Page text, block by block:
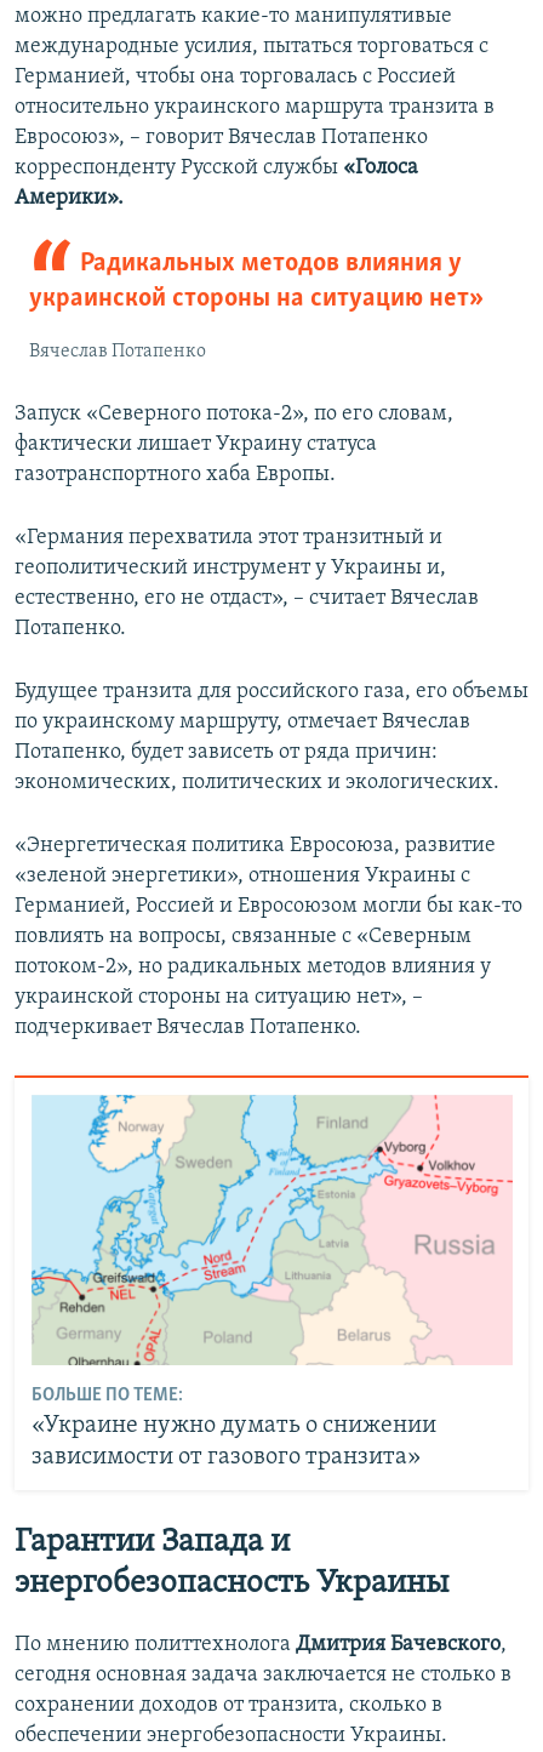
можно предлагать какие-то манипулятивые
международные усилия, пытаться торговаться с
Германией, чтобы она торговалась с Россией
относительно украинского маршрута транзита в
Евросоюз», – говорит Вячеслав Потапенко
корреспонденту Русской службы «Голоса
Америки».
Радикальных методов влияния у
украинской стороны на ситуацию нет»
Вячеслав Потапенко
Запуск «Северного потока-2», по его словам,
фактически лишает Украину статуса
газотранспортного хаба Европы.
«Германия перехватила этот транзитный и
геополитический инструмент у Украины и,
естественно, его не отдаст», – считает Вячеслав
Потапенко.
Будущее транзита для российского газа, его объемы
по украинскому маршруту, отмечает Вячеслав
Потапенко, будет зависеть от ряда причин:
экономических, политических и экологических.
«Энергетическая политика Евросоюза, развитие
«зеленой энергетики», отношения Украины с
Германией, Россией и Евросоюзом могли бы как-то
повлиять на вопросы, связанные с «Северным
потоком-2», но радикальных методов влияния у
украинской стороны на ситуацию нет», –
подчеркивает Вячеслав Потапенко.
БОЛЬШЕ ПО ТЕМЕ:
«Украине нужно думать о снижении
зависимости от газового транзита»
Гарантии Запада и
энергобезопасность Украины
По мнению политтехнолога Дмитрия Бачевского,
сегодня основная задача заключается не столько в
сохранении доходов от транзита, сколько в
обеспечении энергобезопасности Украины.